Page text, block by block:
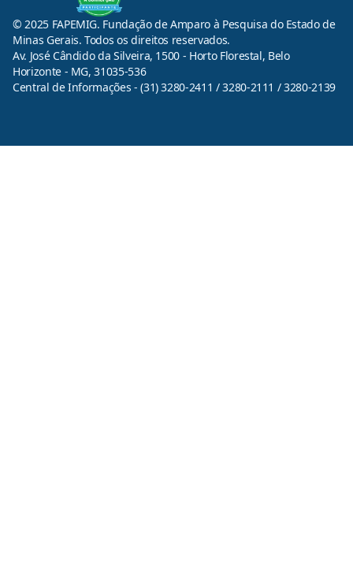
© 2025 FAPEMIG. Fundação de Amparo à Pesquisa do Estado de
Minas Gerais. Todos os direitos reservados.
Av. José Cândido da Silveira, 1500 - Horto Florestal, Belo
Horizonte - MG, 31035-536
Central de Informações - (31) 3280-2411 / 3280-2111 / 3280-2139